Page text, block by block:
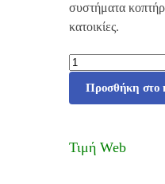
συστήματα
κατοικίες.
Προσθήκη στο
Τιμή Web